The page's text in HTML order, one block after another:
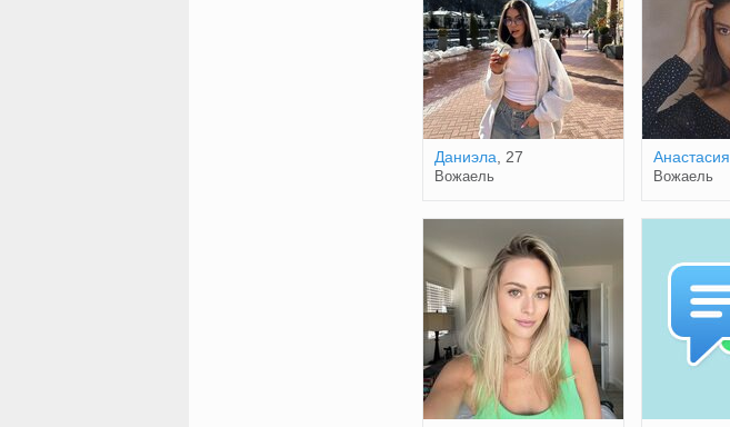
Даниэла , 27
Вожаель
Анастасия
Вожаель